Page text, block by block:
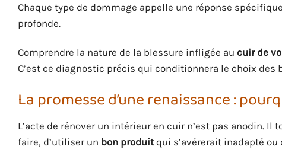
Chaque type de dommage appelle une réponse
profonde.
Comprendre la nature de la blessure infligée au cuir de
C’est ce diagnostic précis qui conditionnera le choix des
La promesse d’une renaissance :
L’acte de rénover un intérieur en cuir n’est pas anodin.
faire, d’utiliser un bon produitqui s’avérerait inadapté